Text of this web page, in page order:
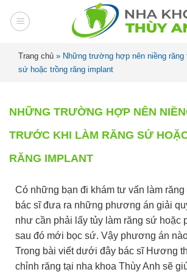
Trang chủ » Những trường hợp nên niềng
sứ hoặc trồng răng implant
NHỮNG TRƯỜNG HỢP NÊN
TRƯỚC KHI LÀM RĂNG SỨ
RĂNG IMPLANT
Có những bạn đi khám tư vấn làm
bác sĩ đưa ra những phương án giải
như cần phải lấy tủy làm răng sứ hoặc
sau đó mới bọc sứ. Vậy phương án
Trong bài viết dưới đây bác sĩ Hương
chỉnh răng tại nha khoa Thùy Anh sẽ